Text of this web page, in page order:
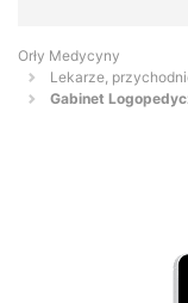
Orły Medycyny
Lekarze,
Gabinet